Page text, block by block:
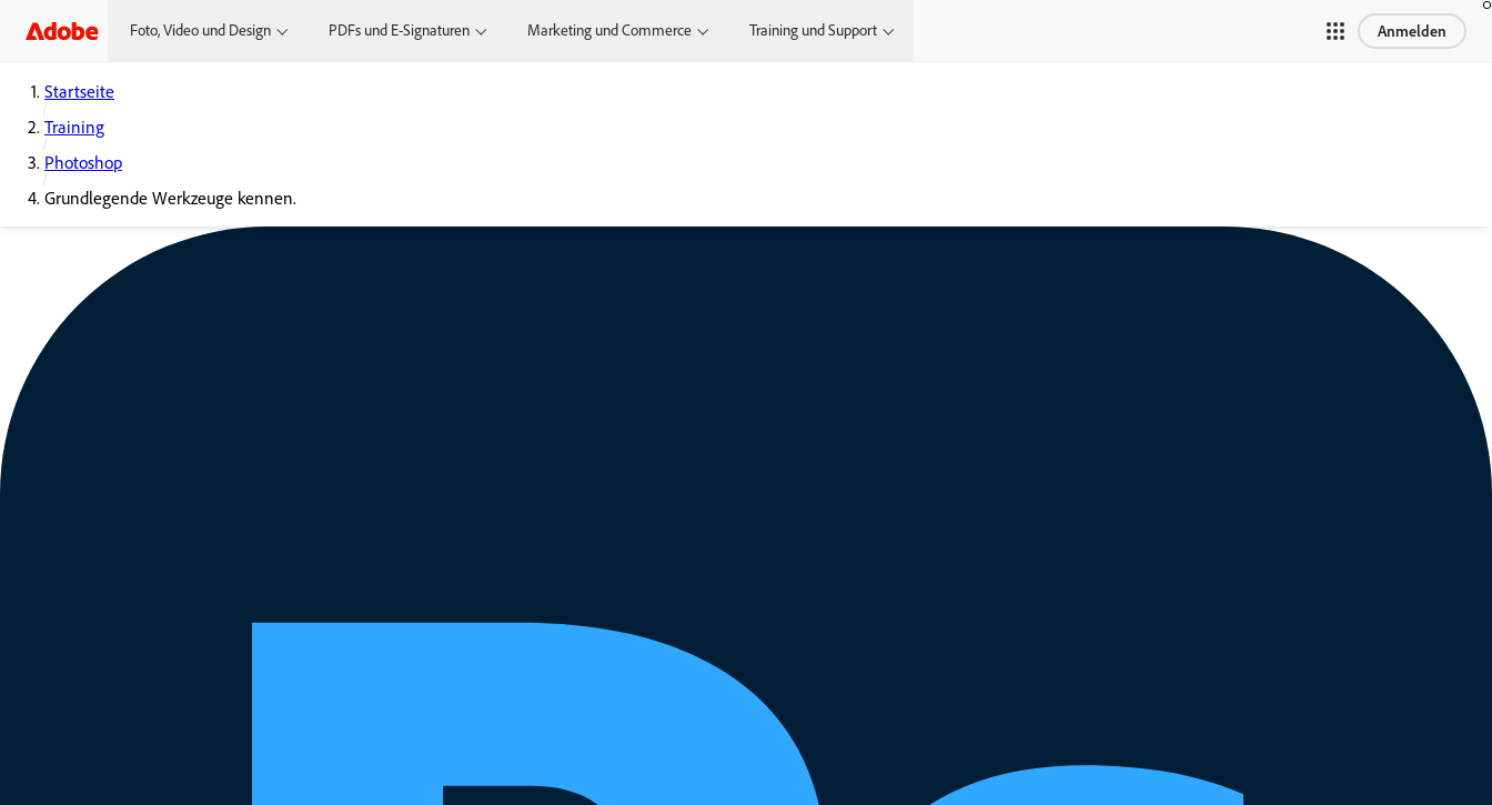
Foto, Video und Design PDFs und E-Signaturen Marketing und Commerce Training und Support Anmelden
Startseite
Training
Photoshop
Grundlegende Werkzeuge kennen.